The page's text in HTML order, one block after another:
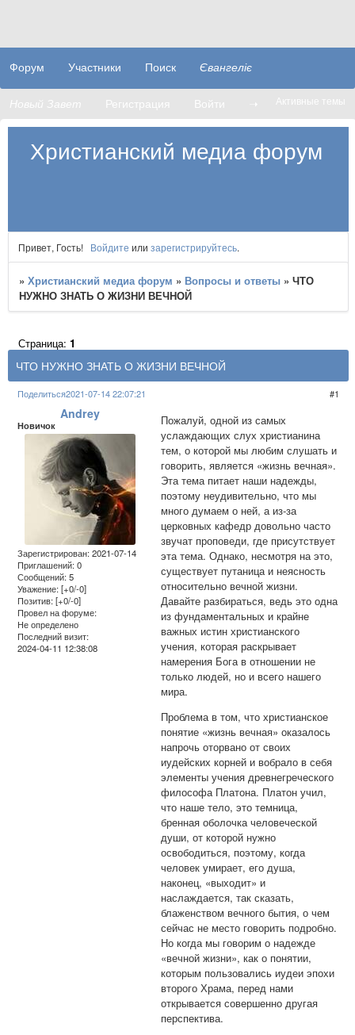
Христианский медиа форум
Форум Участники Поиск Євангеліє
Новый Завет Регистрация Войти ➝ Активные темы
Привет, Гость! Войдите или зарегистрируйтесь.
»Христианский медиа форум » Вопросы и ответы »​​ЧТО
НУЖНО ЗНАТЬ О ЖИЗНИ ВЕЧНОЙ
​​ЧТО НУЖНО ЗНАТЬ О ЖИЗНИ ВЕЧНОЙ
Страница:1
Поделиться 1
2021-07-14 22:07:21
Andrey
Новичок
Зарегистрирован: 2021-07-14
Приглашений:0
Сообщений:5
Уважение: [+0/-0]
Позитив: [+0/-0]
Провел на форуме:
Не определено
Последний визит:
2024-04-11 12:38:08
Пожалуй, одной из самых
услаждающих слух христианина
тем, о которой мы любим слушать и
говорить, является «жизнь вечная».
Эта тема питает наши надежды,
поэтому неудивительно, что мы
много думаем о ней, а из-за
церковных кафедр довольно часто
звучат проповеди, где присутствует
эта тема. Однако, несмотря на это,
существует путаница и неясность
относительно вечной жизни.
Давайте разбираться, ведь это одна
из фундаментальных и крайне
важных истин христианского
учения, которая раскрывает
намерения Бога в отношении не
только людей, но и всего нашего
мира.
Проблема в том, что христианское
понятие «жизнь вечная» оказалось
напрочь оторвано от своих
иудейских корней и вобрало в себя
элементы учения древнегреческого
философа Платона. Платон учил,
что наше тело, это темница,
бренная оболочка человеческой
души, от которой нужно
освободиться, поэтому, когда
человек умирает, его душа,
наконец, «выходит» и
наслаждается, так сказать,
блаженством вечного бытия, о чем
сейчас не место говорить подробно.
Но когда мы говорим о надежде
«вечной жизни», как о понятии,
которым пользовались иудеи эпохи
второго Храма, перед нами
открывается совершенно другая
перспектива.